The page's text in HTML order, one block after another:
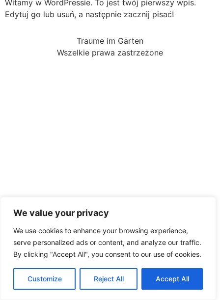
We value your privacy
We use cookies to enhance your browsing experience,
serve personalized ads or content, and analyze our traffic.
By clicking "Accept All", you consent to our use of cookies.
Customize Reject All Accept All
Witamy w WordPressie. To jest twój pierwszy wpis.
Edytuj go lub usuń, a następnie zacznij pisać!
Traume im Garten
Wszelkie prawa zastrzeżone